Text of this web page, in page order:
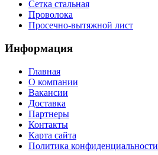
Сетка стальная
Проволока
Просечно-вытяжной лист
Информация
Главная
О компании
Вакансии
Доставка
Партнеры
Контакты
Карта сайта
Политика конфиденциальности